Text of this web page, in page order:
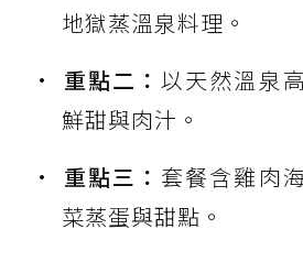
地獄蒸溫泉料理。
重點二：以天然溫泉
鮮甜與肉汁。
重點三： 套餐含雞肉
菜蒸蛋與甜點。